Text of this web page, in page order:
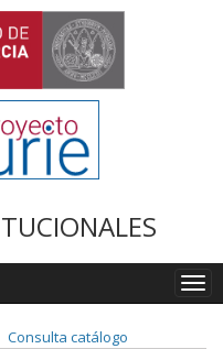
Consulta catálogo